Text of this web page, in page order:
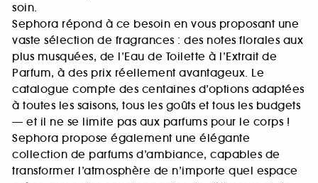
soin.
Sephora répond à ce besoin en vous proposant une
vaste sélection de fragrances : des notes florales aux
plus musquées, de l’Eau de Toilette à l’Extrait de
Parfum, à des prix réellement avantageux. Le
catalogue compte des centaines d’options adaptées
à toutes les saisons, tous les goûts et tous les budgets
— et il ne se limite pas aux parfums pour le corps !
Sephora propose également une élégante
collection de parfums d’ambiance, capables de
transformer l’atmosphère de n’importe quel espace